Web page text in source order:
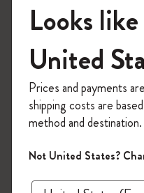
ノートアプリでは、デ
イル (JPEG/PNG)、PDF
キスト、ワード、
トできます
アプリ
モレスキ
「WELCOME10
文が10%オフ＋
ール・アウト
Moleskineアカウ
ァーや会員特典
レーションを
Looks
United
Prices and payments
shipping costs are
method and destination.
Not United States?